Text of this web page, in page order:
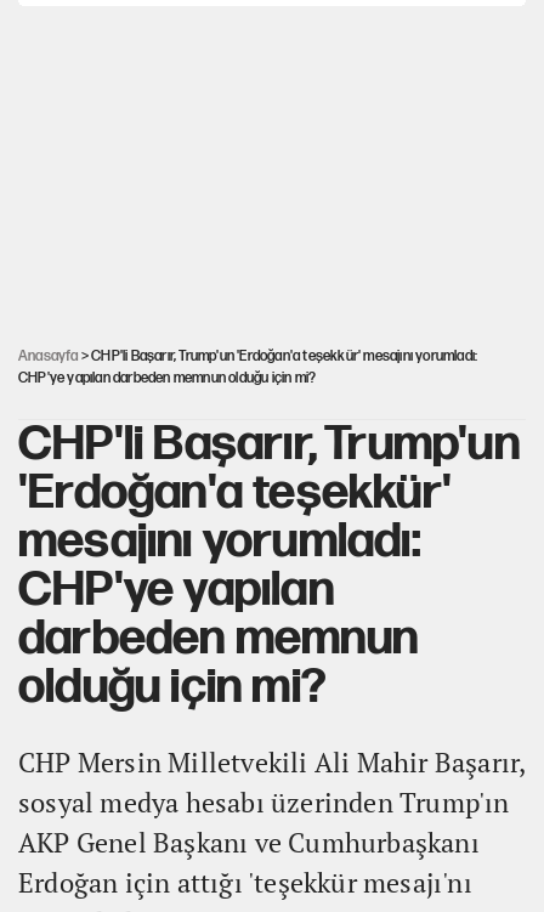
Anasayfa > CHP'li Başarır, Trump'un 'Erdoğan'a teşekkür' mesajını yorumladı:
CHP'ye yapılan darbeden memnun olduğu için mi?
CHP'li Başarır, Trump'un
'Erdoğan'a teşekkür'
mesajını yorumladı:
CHP'ye yapılan
darbeden memnun
olduğu için mi?
CHP Mersin Milletvekili Ali Mahir Başarır,
sosyal medya hesabı üzerinden Trump'ın
AKP Genel Başkanı ve Cumhurbaşkanı
Erdoğan için attığı 'teşekkür mesajı'nı